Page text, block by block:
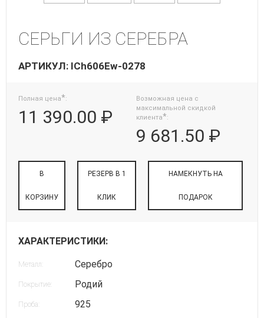
СЕРЬГИ ИЗ СЕРЕБРА
АРТИКУЛ: ICh606Ew-0278
Полная цена*:
11 390.00 ₽
Возможная цена с
максимальной скидкой
клиента*:
9 681.50 ₽
В
КОРЗИНУ
РЕЗЕРВ В 1
КЛИК
НАМЕКНУТЬ НА
ПОДАРОК
ХАРАКТЕРИСТИКИ:
Металл: Серебро
Покрытие: Родий
Проба: 925